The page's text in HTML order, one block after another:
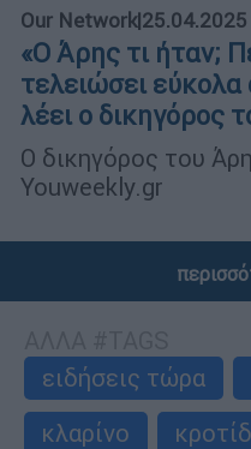
Our Network|25.04.2025
«Ο Άρης τι ήταν;
τελειώσει εύκολα
λέει ο δικηγόρος
Ο δικηγόρος του
Youweekly.gr
ειδήσεις τώρα
κλαρίνο